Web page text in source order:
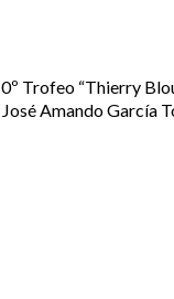
Trofeo “Thierry
Amando García